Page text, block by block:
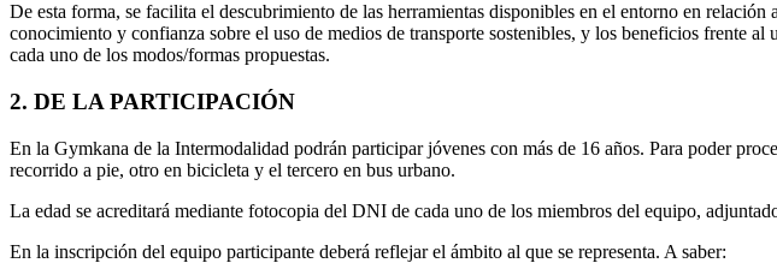
De esta forma, se facilita el descubrimiento de las herramientas disponibles en el entorno en
conocimiento y confianza sobre el uso de medios de transporte sostenibles, y los beneficios frente
cada uno de los modos/formas propuestas.
2. DE LA PARTICIPACIÓN
En la Gymkana de la Intermodalidad podrán participar jóvenes con más de 16 años. Para poder
recorrido a pie, otro en bicicleta y el tercero en bus urbano.
La edad se acreditará mediante fotocopia del DNI de cada uno de los miembros del equipo,
En la inscripción del equipo participante deberá reflejar el ámbito al que se representa. A saber: